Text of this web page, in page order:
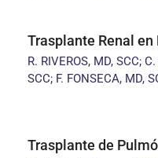
Trasplante Renal
R. RIVEROS, MD, SCC;
SCC; F. FONSECA, MD,
Trasplante de